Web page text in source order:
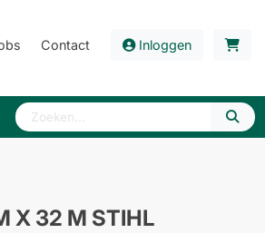
Contact Inloggen
X 32 M STIHL